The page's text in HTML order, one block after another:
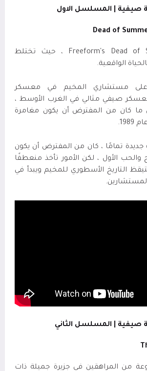
صيفية | المسلسل الاول
Dead of
Freeform's Dead of ، حيث تختلط
الواقعية.
على مستشاري المخيم في معسكر
صيفي مثالي في الغرب الأوسط ،
كان من المفترض أن يكون مغامرة
.
تمامًا ، كان من المفترض أن يكون
والحب الأول ، لكن الأمور تأخذ منعطفًا
التاريخ الأسطوري للمخيم ويبدأ في
صيفية | المسلسل الثاني
من المراهقين في جزيرة جميلة ذات